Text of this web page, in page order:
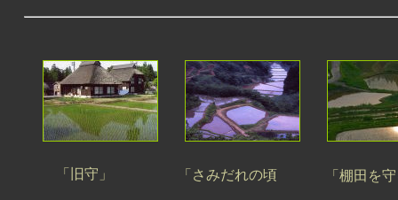
「旧守」 「さみだれの頃 「棚田を